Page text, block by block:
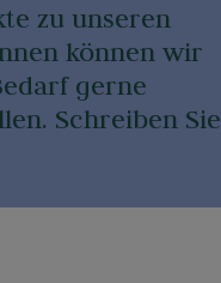
zu unseren
können wir
gerne
Schreiben Sie